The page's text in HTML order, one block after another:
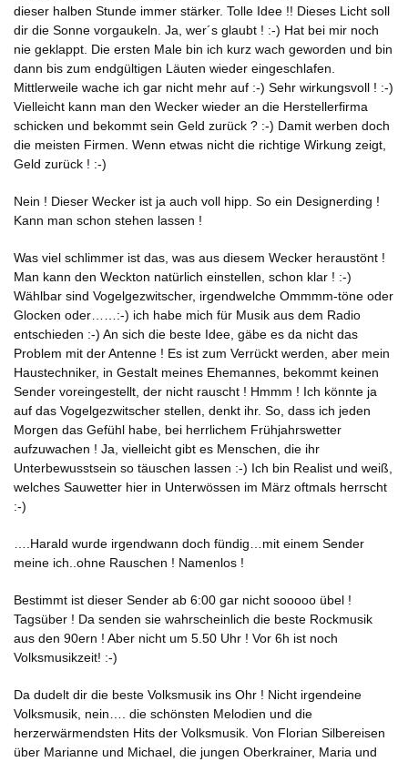
dieser halben Stunde immer stärker. Tolle Idee !! Dieses Licht soll
dir die Sonne vorgaukeln. Ja, wer´s glaubt ! :-) Hat bei mir noch
nie geklappt. Die ersten Male bin ich kurz wach geworden und bin
dann bis zum endgültigen Läuten wieder eingeschlafen.
Mittlerweile wache ich gar nicht mehr auf :-) Sehr wirkungsvoll ! :-)
Vielleicht kann man den Wecker wieder an die Herstellerfirma
schicken und bekommt sein Geld zurück ? :-) Damit werben doch
die meisten Firmen. Wenn etwas nicht die richtige Wirkung zeigt,
Geld zurück ! :-)
Nein ! Dieser Wecker ist ja auch voll hipp. So ein Designerding !
Kann man schon stehen lassen !
Was viel schlimmer ist das, was aus diesem Wecker heraustönt !
Man kann den Weckton natürlich einstellen, schon klar ! :-)
Wählbar sind Vogelgezwitscher, irgendwelche Ommmm-töne oder
Glocken oder……:-) ich habe mich für Musik aus dem Radio
entschieden :-) An sich die beste Idee, gäbe es da nicht das
Problem mit der Antenne ! Es ist zum Verrückt werden, aber mein
Haustechniker, in Gestalt meines Ehemannes, bekommt keinen
Sender voreingestellt, der nicht rauscht ! Hmmm ! Ich könnte ja
auf das Vogelgezwitscher stellen, denkt ihr. So, dass ich jeden
Morgen das Gefühl habe, bei herrlichem Frühjahrswetter
aufzuwachen ! Ja, vielleicht gibt es Menschen, die ihr
Unterbewusstsein so täuschen lassen :-) Ich bin Realist und weiß,
welches Sauwetter hier in Unterwössen im März oftmals herrscht
:-)
….Harald wurde irgendwann doch fündig…mit einem Sender
meine ich..ohne Rauschen ! Namenlos !
Bestimmt ist dieser Sender ab 6:00 gar nicht sooooo übel !
Tagsüber ! Da senden sie wahrscheinlich die beste Rockmusik
aus den 90ern ! Aber nicht um 5.50 Uhr ! Vor 6h ist noch
Volksmusikzeit! :-)
Da dudelt dir die beste Volksmusik ins Ohr ! Nicht irgendeine
Volksmusik, nein…. die schönsten Melodien und die
herzerwärmendsten Hits der Volksmusik. Von Florian Silbereisen
über Marianne und Michael, die jungen Oberkrainer, Maria und